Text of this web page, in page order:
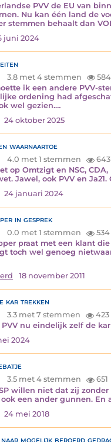
PVV de EU van
Nu kan één land de
stemmen behaalt dan
juni 2024
3.8 met 4 stemmen
584
ik een andere PVV-
ordening had
wel gezien.…
24 oktober 2025
waarnaartoe
4.0 met 1 stemmen
643
op Omtzigt en NSC,
Jawel, ook PVV en
24 januari 2024
in gesprek
0.0 met 1 stemmen
534
praat met een klant
toch wel genoeg
18 november 2011
kar trekken
3.3 met 7 stemmen
423
nu eindelijk zelf de
2024
3.5 met 4 stemmen
651
willen niet dat zij
een ander gunnen. En
24 mei 2018
mogelijk beroerd